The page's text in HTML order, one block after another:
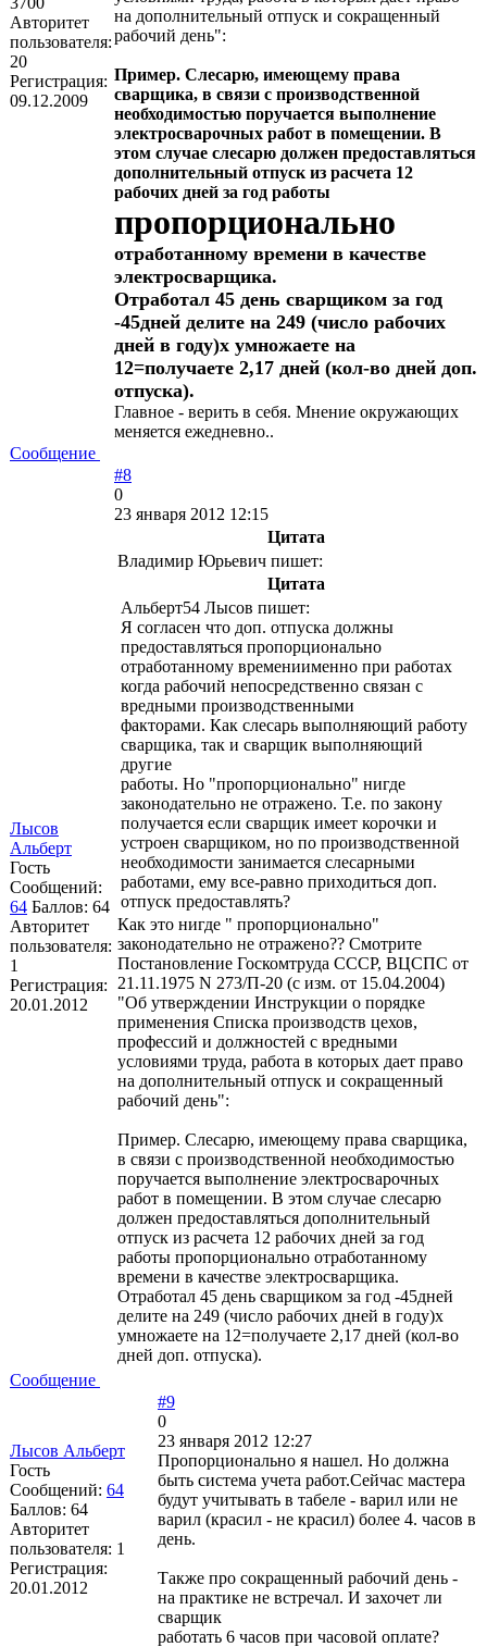
Авторитет
пользователя:
20
Регистрация:
09.12.2009
на дополнительный отпуск и сокращенный
рабочий день":
Пример. Слесарю, имеющему права
сварщика, в связи с производственной
необходимостью поручается выполнение
электросварочных работ в помещении. В
этом случае слесарю должен предоставляться
дополнительный отпуск из расчета 12
рабочих дней за год работы
пропорционально
отработанному времени в качестве
электросварщика.
Отработал 45 день сварщиком за год
-45дней делите на 249 (число рабочих
дней в году)х умножаете на
12=получаете 2,17 дней (кол-во дней доп.
отпуска).
Главное - верить в себя. Мнение окружающих
меняется ежедневно..
Сообщение
Лысов
Альберт
Гость
Сообщений:
64 Баллов: 64
Авторитет
пользователя:
1
Регистрация:
20.01.2012
#8
0
23 января 2012 12:15
Цитата
Владимир Юрьевич пишет:
Цитата
Альберт54 Лысов пишет:
Я согласен что доп. отпуска должны
предоставляться пропорционально
отработанному времениименно при работах
когда рабочий непосредственно связан с
вредными производственными
факторами. Как слесарь выполняющий работу
сварщика, так и сварщик выполняющий
другие
работы. Но "пропорционально" нигде
законодательно не отражено. Т.е. по закону
получается если сварщик имеет корочки и
устроен сварщиком, но по производственной
необходимости занимается слесарными
работами, ему все-равно приходиться доп.
отпуск предоставлять?
Как это нигде " пропорционально"
законодательно не отражено?? Смотрите
Постановление Госкомтруда СССР, ВЦСПС от
21.11.1975 N 273/П-20 (с изм. от 15.04.2004)
"Об утверждении Инструкции о порядке
применения Списка производств цехов,
профессий и должностей с вредными
условиями труда, работа в которых дает право
на дополнительный отпуск и сокращенный
рабочий день":
Пример. Слесарю, имеющему права сварщика,
в связи с производственной необходимостью
поручается выполнение электросварочных
работ в помещении. В этом случае слесарю
должен предоставляться дополнительный
отпуск из расчета 12 рабочих дней за год
работы пропорционально отработанному
времени в качестве электросварщика.
Отработал 45 день сварщиком за год -45дней
делите на 249 (число рабочих дней в году)х
умножаете на 12=получаете 2,17 дней (кол-во
дней доп. отпуска).
Сообщение
Лысов Альберт
Гость
Сообщений: 64
Баллов: 64
Авторитет
пользователя: 1
Регистрация:
20.01.2012
#9
0
23 января 2012 12:27
Пропорционально я нашел. Но должна
быть система учета работ.Сейчас мастера
будут учитывать в табеле - варил или не
варил (красил - не красил) более 4. часов в
день.
Также про сокращенный рабочий день -
на практике не встречал. И захочет ли
сварщик
работать 6 часов при часовой оплате?